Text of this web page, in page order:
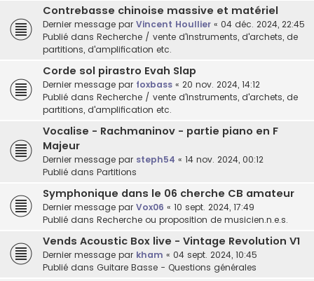
Contrebasse chinoise massive et matériel
Dernier message par Vincent Houllier « 04 déc. 2024, 22:45
Publié dans Recherche / vente d'instruments, d'archets, de
partitions, d'amplification etc.
Corde sol pirastro Evah Slap
Dernier message par foxbass « 20 nov. 2024, 14:12
Publié dans Recherche / vente d'instruments, d'archets, de
partitions, d'amplification etc.
Vocalise - Rachmaninov - partie piano en F
Majeur
Dernier message par steph54 « 14 nov. 2024, 00:12
Publié dans Partitions
Symphonique dans le 06 cherche CB amateur
Dernier message par Vox06 « 10 sept. 2024, 17:49
Publié dans Recherche ou proposition de musicien.n.e.s.
Vends Acoustic Box live - Vintage Revolution V1
Dernier message par kham « 04 sept. 2024, 10:45
Publié dans Guitare Basse - Questions générales